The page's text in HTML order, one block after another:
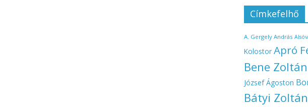
Címkefelhő
A. Gergely András
Kolostor Apró
Bene Zoltán
József Ágoston
Bátyi Zoltán